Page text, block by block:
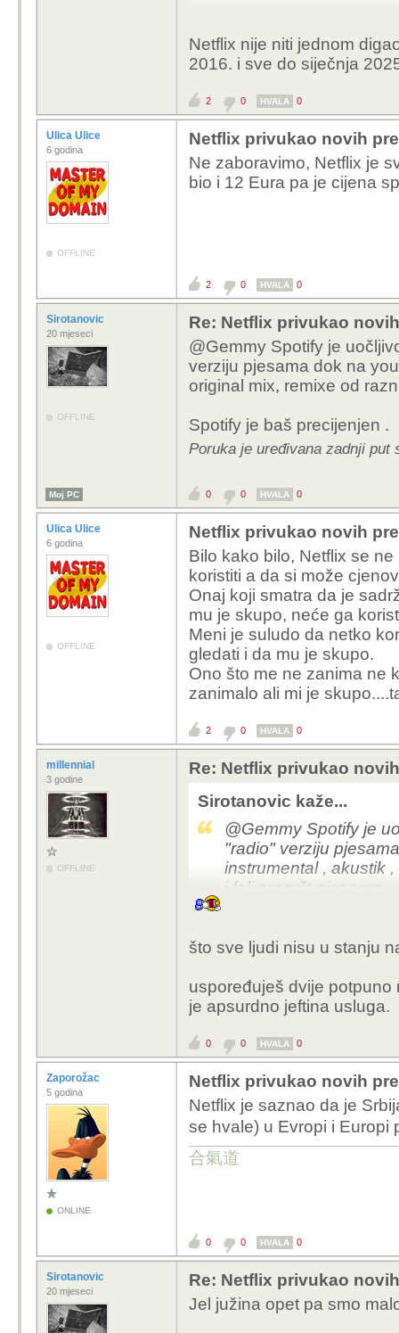
dizali cijenu? a serije
meni vise ne vrijede
Netflix nije niti jednom
2016. i sve do siječnja
2 0 HVALA 0
Ulica Ulice
6 godina
OFFLINE
Netflix privukao novih
Ne zaboravimo, Netflix je
bio i 12 Eura pa je cijena
2 0 HVALA 0
Sirotanovic
20 mjeseci
OFFLINE
Re: Netflix privukao
@Gemmy Spotify je
verziju pjesama dok na
original mix, remixe od
Spotify je baš precijenjen .
Poruka je uređivana zadnji put
Moj PC 0 0 HVALA 0
Ulica Ulice
6 godina
OFFLINE
Netflix privukao novih
Bilo kako bilo, Netflix se
koristiti a da si može
Onaj koji smatra da je
mu je skupo, neće ga
Meni je suludo da netko
gledati i da mu je skupo.
Ono što me ne zanima ne
zanimalo ali mi je
2 0 HVALA 0
millennial
3 godine
OFFLINE
Re: Netflix privukao
Sirotanovic kaže...
@Gemmy Spotify je
"radio" verziju
instrumental , akustik
i fali pregršt pjesama .
što sve ljudi nisu u stanju
uspoređuješ dvije potpuno
je apsurdno jeftina usluga.
0 0 HVALA 0
Zaporožac
5 godina
ONLINE
Netflix privukao novih
Netflix je saznao da je
se hvale) u Evropi i Europi
合氣道
0 0 HVALA 0
Sirotanovic
20 mjeseci
Re: Netflix privukao
Jel južina opet pa smo